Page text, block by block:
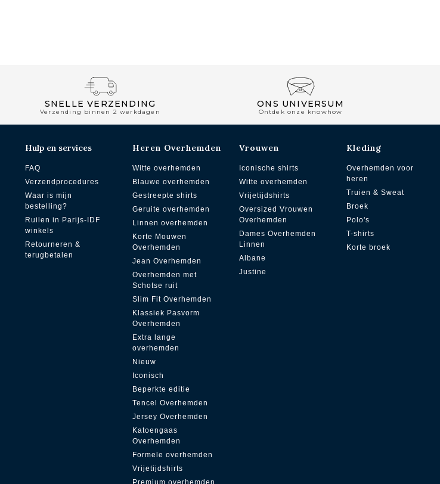
SNELLE VERZENDING
Verzending binnen 2 werkdagen
ONS UNIVERSUM
Ontdek onze knowhow
Hulp en services
FAQ
Verzendprocedures
Waar is mijn
bestelling?
Ruilen in Parijs-IDF
winkels
Retourneren &
terugbetalen
Heren Overhemden
Witte overhemden
Blauwe overhemden
Gestreepte shirts
Geruite overhemden
Linnen overhemden
Korte Mouwen
Overhemden
Jean Overhemden
Overhemden met
Schotse ruit
Slim Fit Overhemden
Klassiek Pasvorm
Overhemden
Extra lange
overhemden
Nieuw
Iconisch
Beperkte editie
Tencel Overhemden
Jersey Overhemden
Katoengaas
Overhemden
Formele overhemden
Vrijetijdshirts
Premium overhemden
Vrouwen
Iconische shirts
Witte overhemden
Vrijetijdshirts
Oversized Vrouwen
Overhemden
Dames Overhemden
Linnen
Albane
Justine
Kleding
Overhemden voor
heren
Truien & Sweat
Broek
Polo's
T-shirts
Korte broek